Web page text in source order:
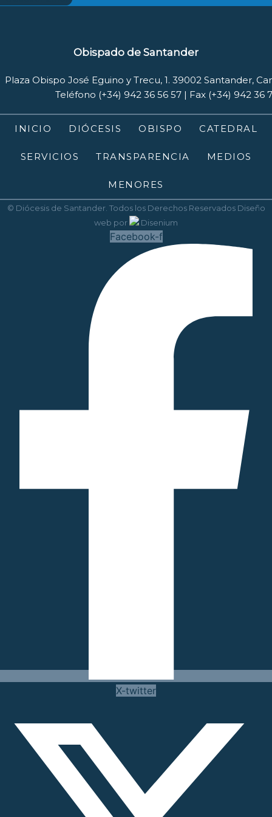
Obispado de Santander
Plaza Obispo José Eguino y Trecu, 1. 39002 Santander,
Teléfono (+34) 942 36 56 57 | Fax (+34) 942 36
INICIO DIÓCESIS OBISPO CATEDRAL
SERVICIOS TRANSPARENCIA MEDIOS
MENORES
© Diócesis de Santander. Todos los Derechos Reservados Diseño
web por Disenium
Facebook-f
X-twitter